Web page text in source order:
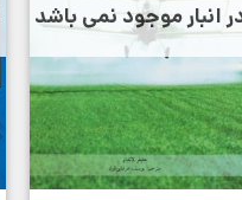
انبار موجود نمی باشد